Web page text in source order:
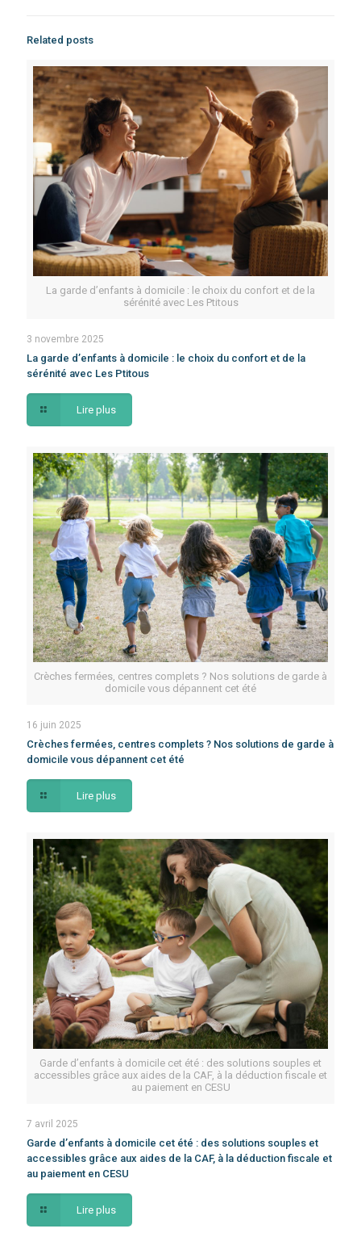
Related posts
La garde d’enfants à domicile : le choix du confort et de la
sérénité avec Les Ptitous
3 novembre 2025
La garde d’enfants à domicile : le choix du confort et de la
sérénité avec Les Ptitous
Lire plus
Crèches fermées, centres complets ? Nos solutions de garde à
domicile vous dépannent cet été
16 juin 2025
Crèches fermées, centres complets ? Nos solutions de garde à
domicile vous dépannent cet été
Lire plus
Garde d’enfants à domicile cet été : des solutions souples et
accessibles grâce aux aides de la CAF, à la déduction fiscale et
au paiement en CESU
7 avril 2025
Garde d’enfants à domicile cet été : des solutions souples et
accessibles grâce aux aides de la CAF, à la déduction fiscale et
au paiement en CESU
Lire plus